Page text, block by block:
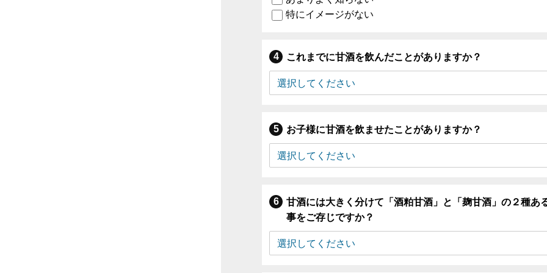
特にイメージがない
これまでに甘酒を飲んだことがありますか？
お子様に甘酒を飲ませたことがありますか？
甘酒には大きく分けて「酒粕甘酒」と「麹甘酒」の２種あ
事をご存じですか？